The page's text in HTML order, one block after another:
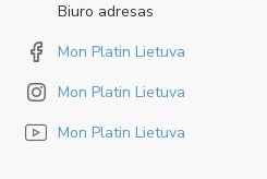
Biuro adresas
Mon Platin Lietuva
Mon Platin Lietuva
Mon Platin Lietuva